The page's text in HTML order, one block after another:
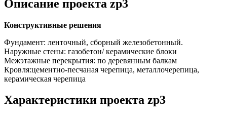
Описание проекта zp3
Конструктивные решения
Фундамент: ленточный, сборный железобетонный.
Наружные стены: газобетон/ керамические блоки
Межэтажные перекрытия: по деревянным балкам
Кровля:цементно-песчаная черепица, металлочерепица,
керамическая черепица
Характеристики проекта zp3